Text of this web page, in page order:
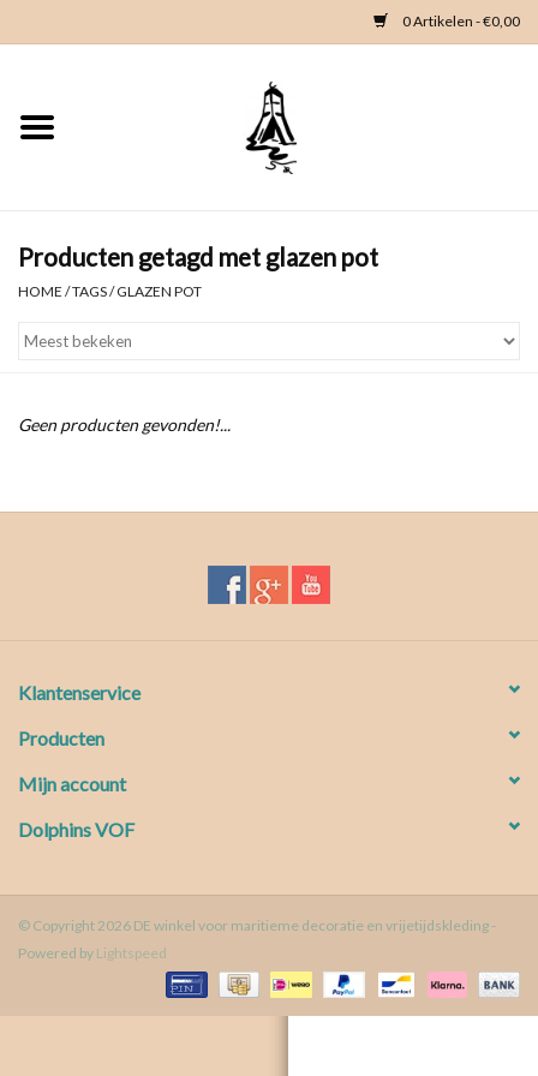
0 Artikelen - €0,00
Home
Kleding
Producten getagd met glazen pot
HOME /TAGS/GLAZEN POT
Geen producten gevonden!...
Klantenservice
Producten
Mijn account
Dolphins VOF
© Copyright 2026 DE winkel voor maritieme decoratie en vrijetijdskleding -
Powered by Lightspeed